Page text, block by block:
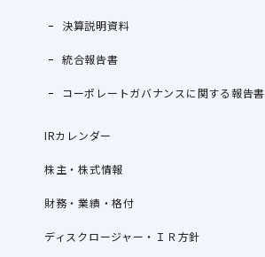
決算説明資料
統合報告書
コーポレートガバナンスに関する報告書
IRカレンダー
株主・株式情報
財務・業績・格付
ディスクロージャー・ＩＲ方針